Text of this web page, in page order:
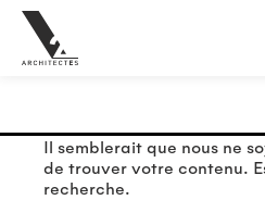
Il semblerait que nous ne
de trouver votre contenu.
recherche.